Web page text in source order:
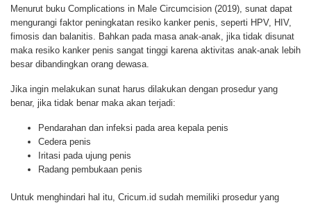
Menurut buku Complications in Male Circumcision (2019), sunat dapat
mengurangi faktor peningkatan resiko kanker penis, seperti HPV, HIV,
fimosis dan balanitis. Bahkan pada masa anak-anak, jika tidak disunat
maka resiko kanker penis sangat tinggi karena aktivitas anak-anak lebih
besar dibandingkan orang dewasa.
Jika ingin melakukan sunat harus dilakukan dengan prosedur yang
benar, jika tidak benar maka akan terjadi:
Pendarahan dan infeksi pada area kepala penis
Cedera penis
Iritasi pada ujung penis
Radang pembukaan penis
Untuk menghindari hal itu, Cricum.id sudah memiliki prosedur yang